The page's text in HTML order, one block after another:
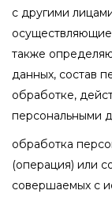
с другими
также
данных, состав
обработке,
персональными
обработка
(операция) или
совершаемых с